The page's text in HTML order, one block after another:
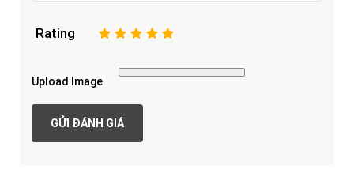
Rating 5
4
3
2
Upload Image